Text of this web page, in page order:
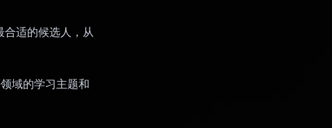
适的候选人，从
域的学习主题和